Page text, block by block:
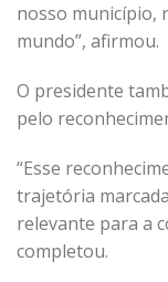
nosso município,
mundo”, afirmou.
O presidente
pelo
“Esse
trajetória
relevante para a
completou.